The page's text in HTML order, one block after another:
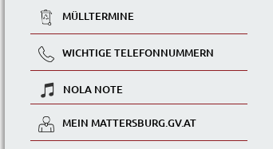
MÜLLTERMINE
WICHTIGE TELEFONNUMMERN
NOLA NOTE
MEIN MATTERSBURG.GV.AT